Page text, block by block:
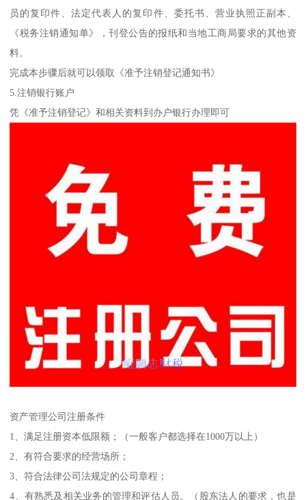
员的复印件、法定代表人的复印件、委托书、营业执照正副本、
《税务注销通知单》，刊登公告的报纸和当地工商局要求的其他资
料。
完成本步骤后就可以领取《准予注销登记通知书》
5.注销银行账户
凭《准予注销登记》和相关资料到办户银行办理即可
资产管理公司注册条件
1、满足注册资本低限额；（一般客户都选择在1000万以上）
2、有符合要求的经营场所；
3、符合法律公司法规定的公司章程；
4、有熟悉及相关业务的管理和评估人员。（股东法人的要求，也是